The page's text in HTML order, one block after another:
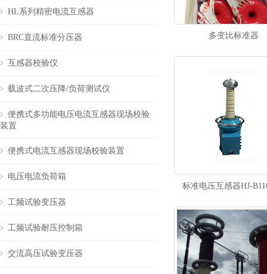
HL系列精密电流互感器
BRC直流标准分压器
互感器校验仪
载波式二次压降/负荷测试仪
便携式多功能电压电流互感器现场校验
装置
便携式电流互感器现场校验装置
电压电流负荷箱
工频试验变压器
工频试验耐压控制箱
交流高压试验变压器
多变比标准器
标准电压互感器HJ-